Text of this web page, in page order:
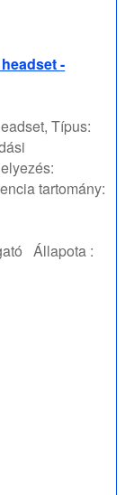
-
Típus:
tartomány:
Állapota :